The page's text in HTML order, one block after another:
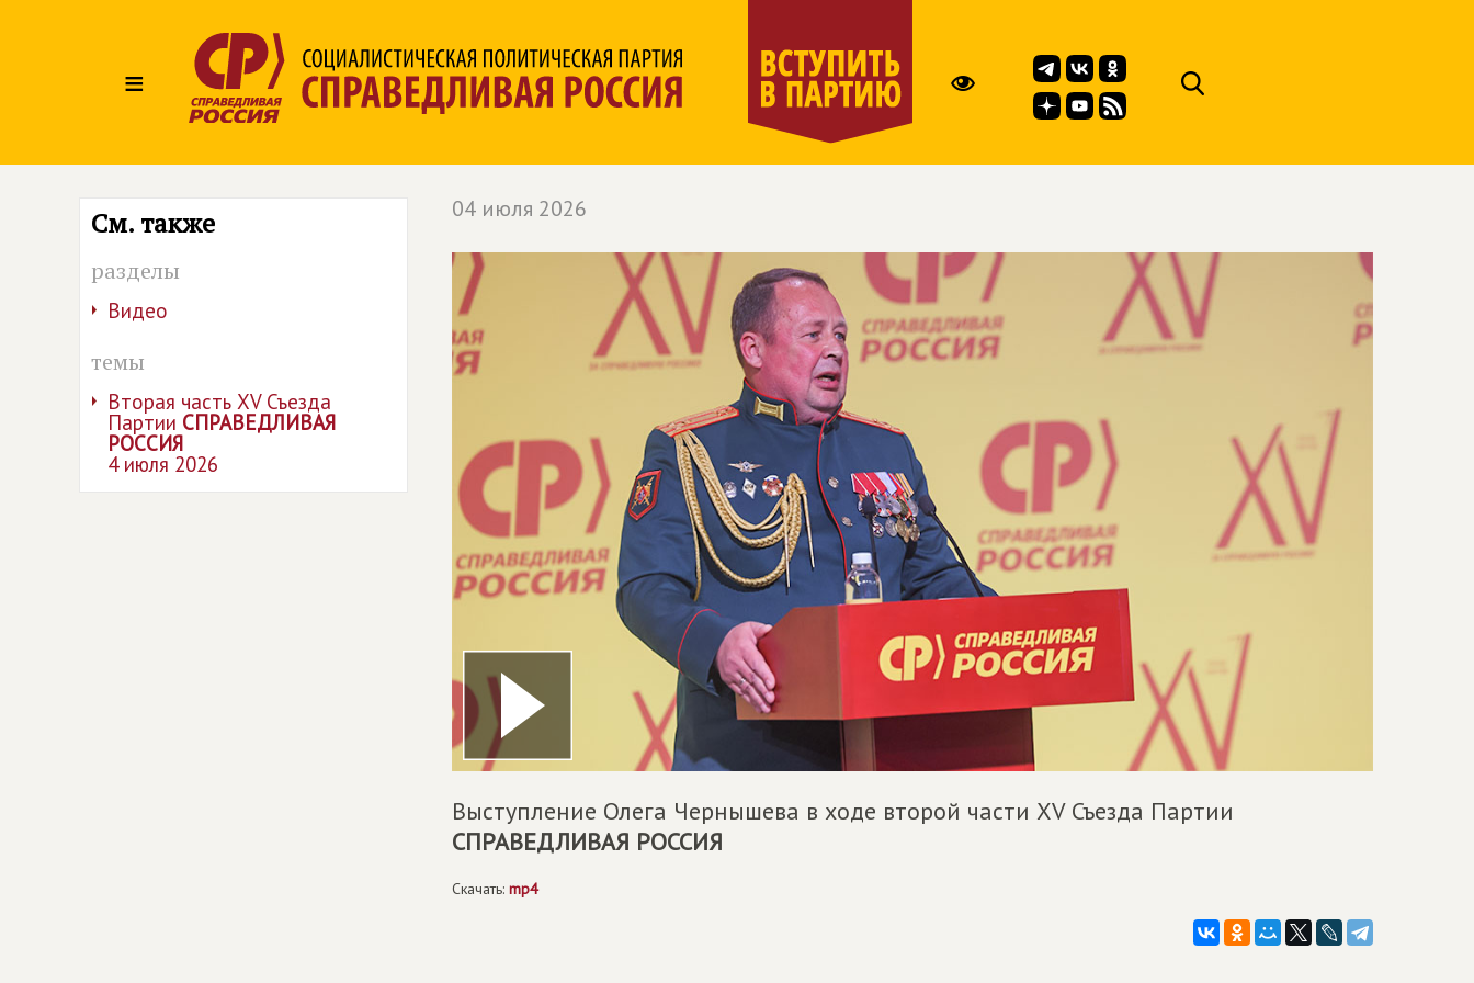
≡
См. также
разделы
Видео
темы
Вторая часть XV Съезда
Партии СПРАВЕДЛИВАЯ
РОССИЯ
4 июля 2026
04 июля 2026
Выступление Олега Чернышева в ходе второй части XV Съезда Партии
СПРАВЕДЛИВАЯ РОССИЯ
Скачать: mp4